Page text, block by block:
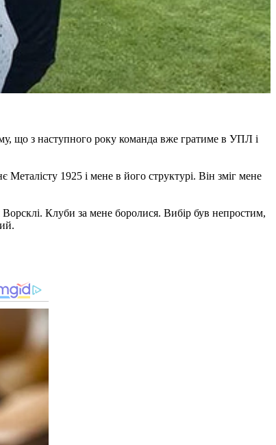
що з наступного року команда вже гратиме в УПЛ і
1925 і мене в його структурі. Він зміг мене
Клуби за мене боролися. Вибір був непростим,